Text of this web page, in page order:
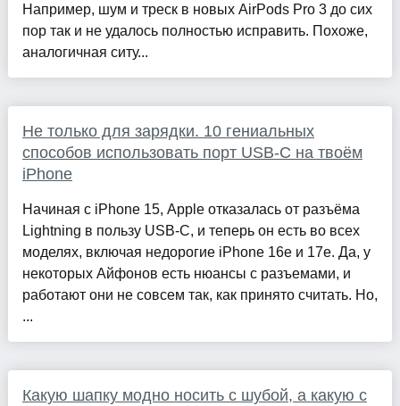
Например, шум и треск в новых AirPods Pro 3 до сих
пор так и не удалось полностью исправить. Похоже,
аналогичная ситу...
Не только для зарядки. 10 гениальных
способов использовать порт USB-C на твоём
iPhone
Начиная с iPhone 15, Apple отказалась от разъёма
Lightning в пользу USB-C, и теперь он есть во всех
моделях, включая недорогие iPhone 16e и 17е. Да, у
некоторых Айфонов есть нюансы с разъемами, и
работают они не совсем так, как принято считать. Но,
...
Какую шапку модно носить с шубой, а какую с